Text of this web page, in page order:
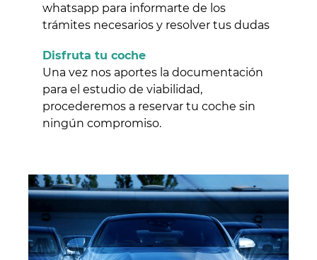
whatsapp para informarte de los
trámites necesarios y resolver tus dudas
Disfruta tu coche
Una vez nos aportes la documentación
para el estudio de viabilidad,
procederemos a reservar tu coche sin
ningún compromiso.